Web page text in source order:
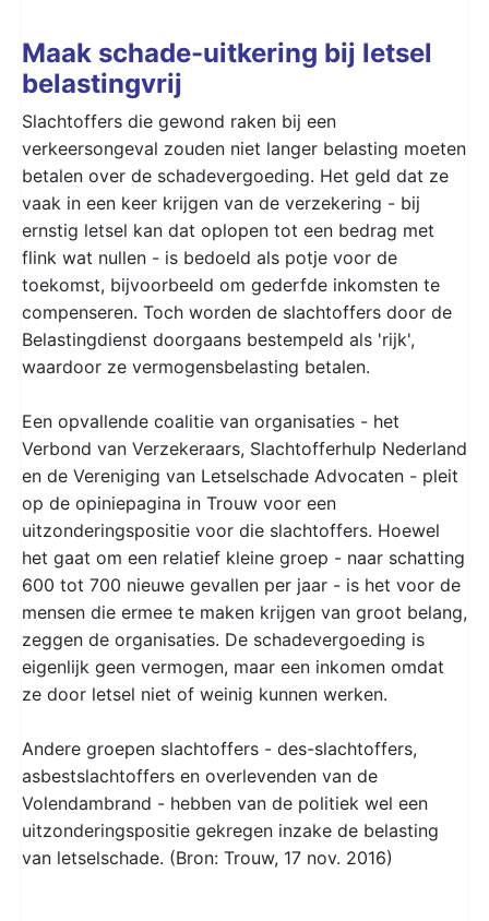
Maak schade-uitkering bij letsel
belastingvrij
Slachtoffers die gewond raken bij een
verkeersongeval zouden niet langer belasting moeten
betalen over de schadevergoeding. Het geld dat ze
vaak in een keer krijgen van de verzekering - bij
ernstig letsel kan dat oplopen tot een bedrag met
flink wat nullen - is bedoeld als potje voor de
toekomst, bijvoorbeeld om gederfde inkomsten te
compenseren. Toch worden de slachtoffers door de
Belastingdienst doorgaans bestempeld als 'rijk',
waardoor ze vermogensbelasting betalen.
Een opvallende coalitie van organisaties - het
Verbond van Verzekeraars, Slachtofferhulp Nederland
en de Vereniging van Letselschade Advocaten - pleit
op de opiniepagina in Trouw voor een
uitzonderingspositie voor die slachtoffers. Hoewel
het gaat om een relatief kleine groep - naar schatting
600 tot 700 nieuwe gevallen per jaar - is het voor de
mensen die ermee te maken krijgen van groot belang,
zeggen de organisaties. De schadevergoeding is
eigenlijk geen vermogen, maar een inkomen omdat
ze door letsel niet of weinig kunnen werken.
Andere groepen slachtoffers - des-slachtoffers,
asbestslachtoffers en overlevenden van de
Volendambrand - hebben van de politiek wel een
uitzonderingspositie gekregen inzake de belasting
van letselschade. (Bron: Trouw, 17 nov. 2016)